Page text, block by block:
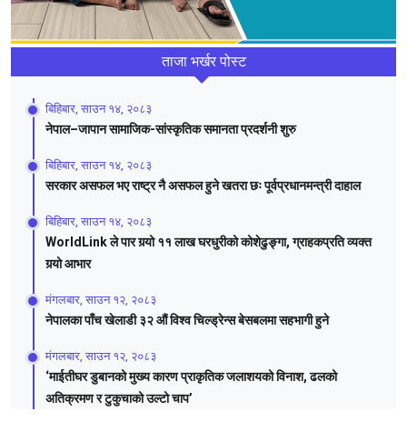
ताजा भर्खर पोस्ट
बिहिबार, साउन १४, २०८३
नेपाल–जापान सामाजिक-सांस्कृतिक समानता प्रदर्शनी शुरु
बिहिबार, साउन १४, २०८३
सरकार असफल भए राष्ट्र नै असफल हुने खतरा छः पूर्वप्रधानमन्त्री दाहाल
बिहिबार, साउन १४, २०८३
WorldLink ले पार गर्‍यो ११ लाख घरधुरीको कोशेढुङ्गा, ग्राहकप्रति व्यक्त
गर्‍यो आभार
मंगलबार, साउन १२, २०८३
नेपालका पाँच खेलाडी ३२ औं विश्व चिल्ड्रेन्स बेसबलमा सहभागी हुने
मंगलबार, साउन १२, २०८३
‘माईतीघर डुबानको मुख्य कारण प्राकृतिक जलाशयको विनाश, ढलको
अतिक्रमण र टुकुचाको उल्टो चाप’